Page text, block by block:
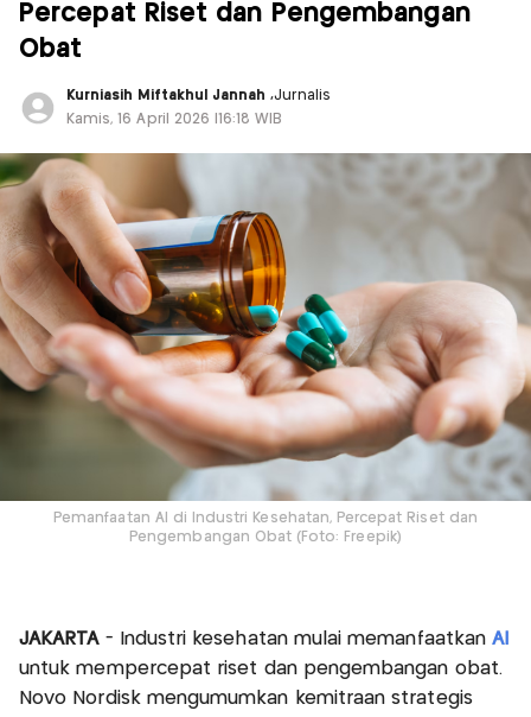
Percepat Riset dan Pengembangan
Obat
Kurniasih Miftakhul Jannah,Jurnalis
Kamis, 16 April 2026 |16:18 WIB
Pemanfaatan AI di Industri Kesehatan, Percepat Riset dan
Pengembangan Obat (Foto: Freepik)
JAKARTA - Industri kesehatan mulai memanfaatkanAI
untuk mempercepat riset dan pengembangan obat.
Novo Nordisk mengumumkan kemitraan strategis